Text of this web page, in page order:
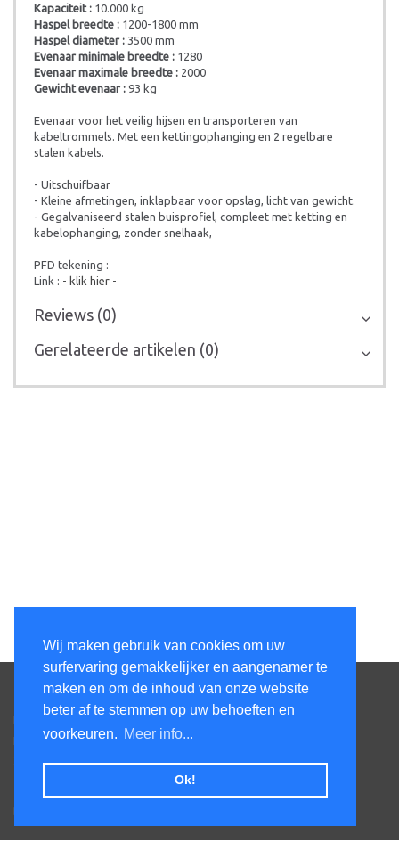
Wij maken gebruik van cookies om uw
surfervaring gemakkelijker en aangenamer te
maken en om de inhoud van onze website
beter af te stemmen op uw behoeften en
voorkeuren. Meer info...
Ok!
Kapaciteit : 10.000 kg
Haspel breedte : 1200-1800 mm
Haspel diameter : 3500 mm
Evenaar minimale breedte : 1280
Evenaar maximale breedte : 2000
Gewicht evenaar : 93 kg
Evenaar voor het veilig hijsen en transporteren van
kabeltrommels. Met een kettingophanging en 2 regelbare
stalen kabels.
- Uitschuifbaar
- Kleine afmetingen, inklapbaar voor opslag, licht van gewicht.
- Gegalvaniseerd stalen buisprofiel, compleet met ketting en
kabelophanging, zonder snelhaak,
PFD tekening :
Link : - klik hier -
Reviews (0)
Gerelateerde artikelen (0)
Contacteer ons
Honsdonkstraat 25A
3120 Tremelo